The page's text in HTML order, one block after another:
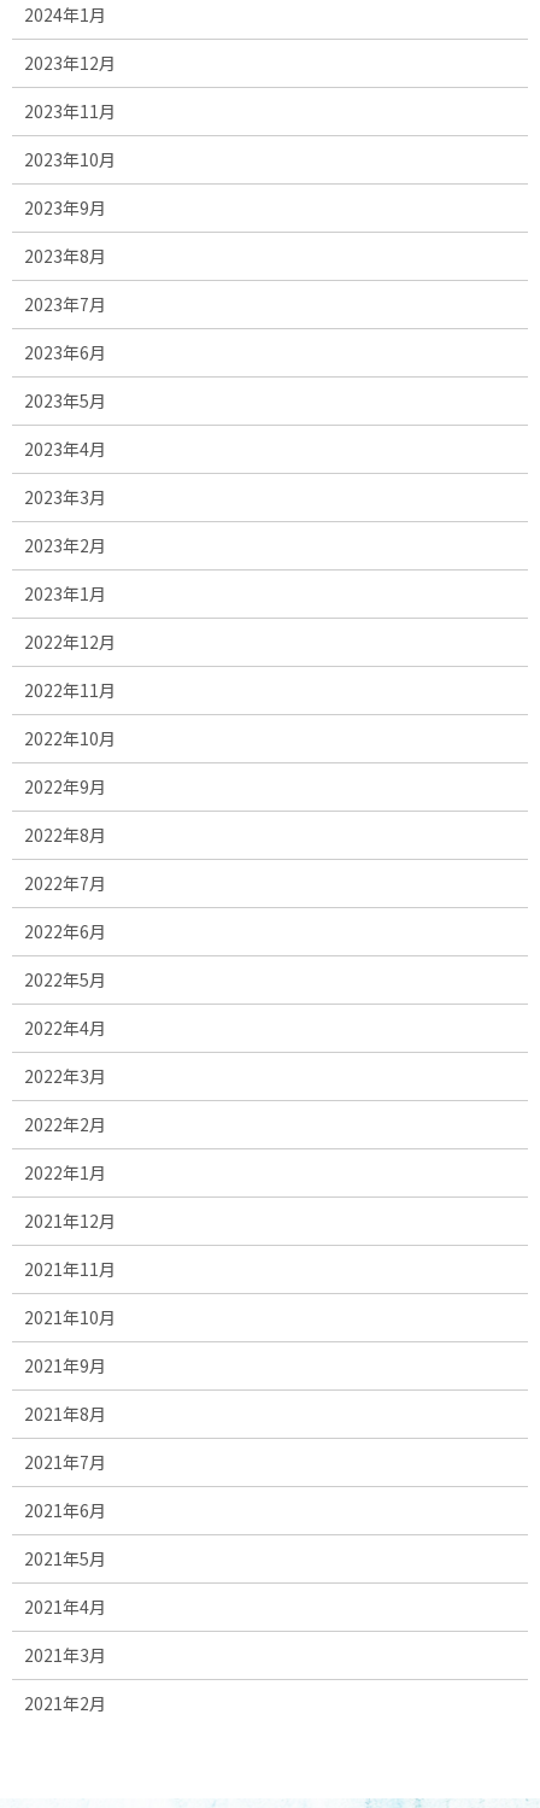
2024年1月
2023年12月
2023年11月
2023年10月
2023年9月
2023年8月
2023年7月
2023年6月
2023年5月
2023年4月
2023年3月
2023年2月
2023年1月
2022年12月
2022年11月
2022年10月
2022年9月
2022年8月
2022年7月
2022年6月
2022年5月
2022年4月
2022年3月
2022年2月
2022年1月
2021年12月
2021年11月
2021年10月
2021年9月
2021年8月
2021年7月
2021年6月
2021年5月
2021年4月
2021年3月
2021年2月